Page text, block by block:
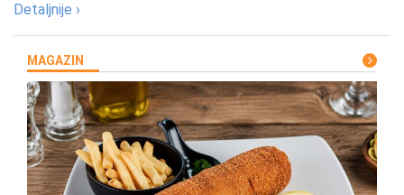
Detaljnije ›
MAGAZIN